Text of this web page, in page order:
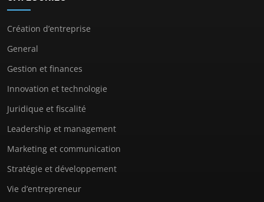
Création d’entreprise
General
Gestion et finances
Innovation et technologie
Juridique et fiscalité
Leadership et management
Marketing et communication
Stratégie et développement
Vie d’entrepreneur